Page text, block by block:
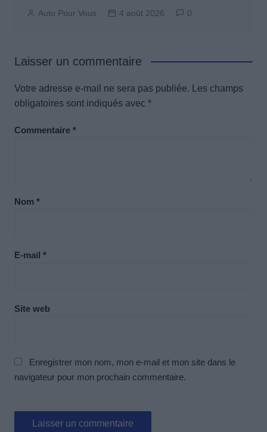
Auto Pour Vous 4 août 2026 0
Laisser un commentaire
Votre adresse e-mail ne sera pas publiée.
Les champs
obligatoires sont indiqués avec *
Commentaire *
Nom *
E-mail *
Site web
Enregistrer mon nom, mon e-mail et mon site dans le
navigateur pour mon prochain commentaire.